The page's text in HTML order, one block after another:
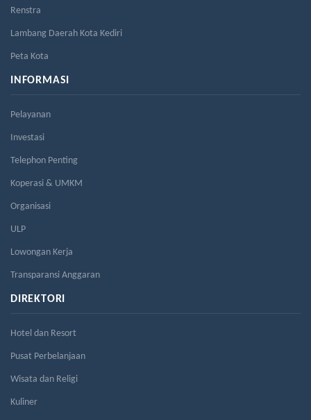
Renstra
Lambang Daerah Kota Kediri
Peta Kota
INFORMASI
Pelayanan
Investasi
Telephon Penting
Koperasi & UMKM
Organisasi
ULP
Lowongan Kerja
Transparansi Anggaran
DIREKTORI
Hotel dan Resort
Pusat Perbelanjaan
Wisata dan Religi
Kuliner